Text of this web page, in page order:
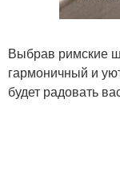
Выбрав римские
гармоничный и
будет радовать